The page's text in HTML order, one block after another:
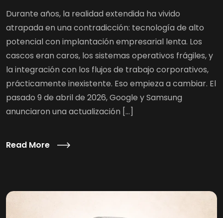
Durante años, la realidad extendida ha vivido
atrapada en una contradicción: tecnología de alto
potencial con implantación empresarial lenta. Los
cascos eran caros, los sistemas operativos frágiles, y
la integración con los flujos de trabajo corporativos,
prácticamente inexistente. Eso empieza a cambiar. El
pasado 9 de abril de 2026, Google y Samsung
anunciaron una actualización […]
Read More